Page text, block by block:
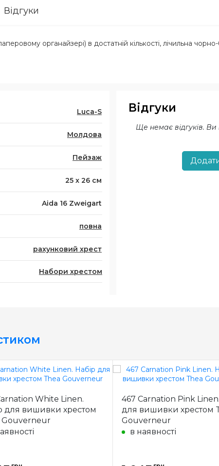
Відгуки
органайзері) в достатній кількості, лічильна
Luca-S
Молдова
Пейзаж
25 x 26 см
Aida 16 Zweigart
повна
рахунковий хрест
Набори хрестом
Відгуки
Ще немає відгуків.
White Linen.
для вишивки хрестом
Gouverneur
467 Carnation Pink
для вишивки хрестом
Gouverneur
в наявності